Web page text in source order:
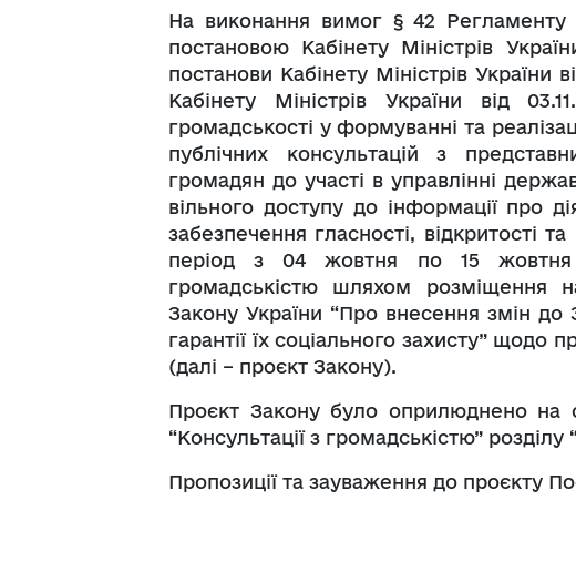
На виконання вимог § 42 Регламенту
постановою Кабінету Міністрів
постанови Кабінету Міністрів України
Кабінету Міністрів України від
громадськості у формуванні та
публічних консультацій з
громадян до участі в управлінні
вільного доступу до інформації про
забезпечення гласності, відкритості
період з 04 жовтня по 15 жовтня
громадськістю шляхом розміщення
Закону України “Про внесення змін до
гарантії їх соціального захисту” щодо
(далі – проєкт Закону).
Проєкт Закону було оприлюднено на
“Консультації з громадськістю” розділу
Пропозиції та зауваження до проєкту